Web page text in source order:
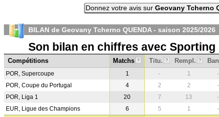
Donnez votre avis sur Geovany Tcherno
BILAN de Geovany Tcherno QUENDA - saison 2025/2026
Son bilan en chiffres avec
Compétitions Matchs ? Titu. ? Rempl. ?
POR, Supercoupe 1 - 1
-
POR, Coupe du Portugal
4 2 2
-
POR, Liga 1
20 7 13
-
EUR, Ligue des Champions
6 5 1
-